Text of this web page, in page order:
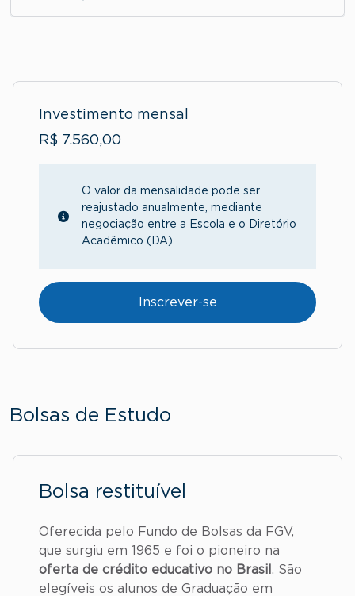
Investimento mensal
R$ 7.560,00
O valor da mensalidade pode ser
reajustado anualmente, mediante
negociação entre a Escola e o Diretório
Acadêmico (DA).
Inscrever-se
Bolsas de Estudo
Bolsa restituível
Oferecida pelo Fundo de Bolsas da FGV,
que surgiu em 1965 e foi o pioneiro na
oferta de crédito educativo no Brasil . São
elegíveis os alunos de Graduação em